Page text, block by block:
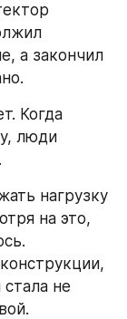
а закончил
Когда
люди
нагрузку
на это,
не